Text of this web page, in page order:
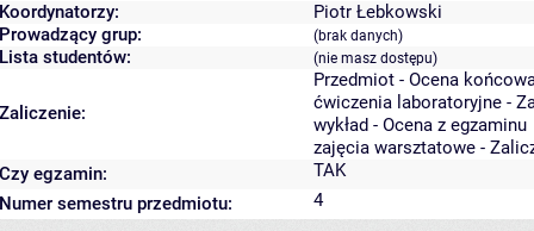
Koordynatorzy:
Piotr Łebkowski
Prowadzący grup:
(brak danych)
Lista studentów: (nie masz dostępu)
Zaliczenie:
Przedmiot - Ocena
ćwiczenia laboratoryjne -
wykład - Ocena z egzaminu
zajęcia warsztatowe -
Czy egzamin:
TAK
Numer semestru przedmiotu:
4